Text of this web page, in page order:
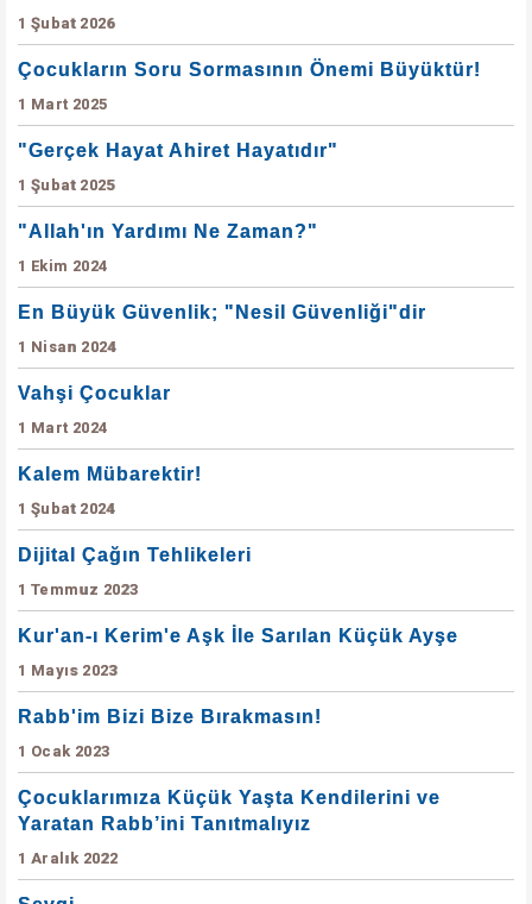
1 Şubat 2026
Çocukların Soru Sormasının Önemi Büyüktür!
1 Mart 2025
"Gerçek Hayat Ahiret Hayatıdır"
1 Şubat 2025
"Allah'ın Yardımı Ne Zaman?"
1 Ekim 2024
En Büyük Güvenlik; "Nesil Güvenliği"dir
1 Nisan 2024
Vahşi Çocuklar
1 Mart 2024
Kalem Mübarektir!
1 Şubat 2024
Dijital Çağın Tehlikeleri
1 Temmuz 2023
Kur'an-ı Kerim'e Aşk İle Sarılan Küçük Ayşe
1 Mayıs 2023
Rabb'im Bizi Bize Bırakmasın!
1 Ocak 2023
Çocuklarımıza Küçük Yaşta Kendilerini ve
Yaratan Rabb’ini Tanıtmalıyız
1 Aralık 2022